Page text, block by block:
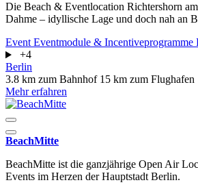
Die Beach & Eventlocation Richtershorn
Dahme – idyllische Lage und doch nah an
Event Eventmodule & Incentiveprogramme
+4
Berlin
3.8 km zum Bahnhof 15 km zum Flughafen
Mehr erfahren
BeachMitte
BeachMitte ist die ganzjährige Open Air
Events im Herzen der Hauptstadt Berlin.